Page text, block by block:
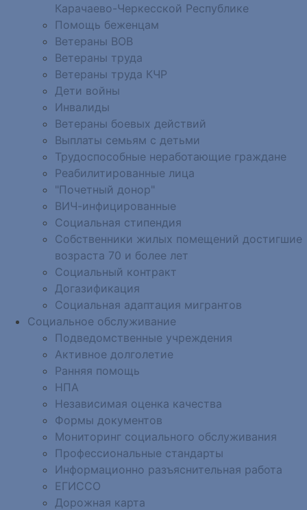
Карачаево-Черкесской Республике
Помощь беженцам
Ветераны ВОВ
Ветераны труда
Ветераны труда КЧР
Дети войны
Инвалиды
Ветераны боевых действий
Выплаты семьям с детьми
Трудоспособные неработающие граждане
Реабилитированные лица
"Почетный донор"
ВИЧ-инфицированные
Социальная стипендия
Собственники жилых помещений достигшие
возраста 70 и более лет
Социальный контракт
Догазификация
Социальная адаптация мигрантов
Социальное обслуживание
Подведомственные учреждения
Активное долголетие
Ранняя помощь
НПА
Независимая оценка качества
Формы документов
Мониторинг социального обслуживания
Профессиональные стандарты
Информационно разъяснительная работа
ЕГИССО
Дорожная карта